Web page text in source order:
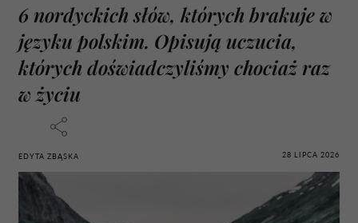
6 nordyckich słów, których brakuje w
języku polskim. Opisują uczucia,
których doświadczyliśmy chociaż raz
w życiu
EDYTA ZBĄSKA 28 LIPCA 2026